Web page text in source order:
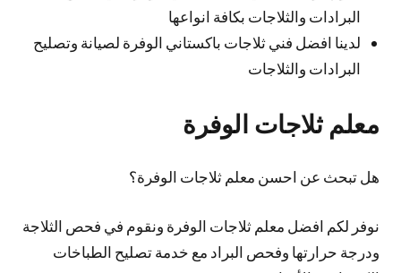
البرادات والثلاجات بكافة انواعها
لدينا افضل فني ثلاجات باكستاني الوفرة لصيانة وتصليح
البرادات والثلاجات
معلم ثلاجات الوفرة
هل تبحث عن احسن معلم ثلاجات الوفرة؟
نوفر لكم افضل معلم ثلاجات الوفرة ونقوم في فحص الثلاجة
ودرجة حرارتها وفحص البراد مع خدمة تصليح الطباخات